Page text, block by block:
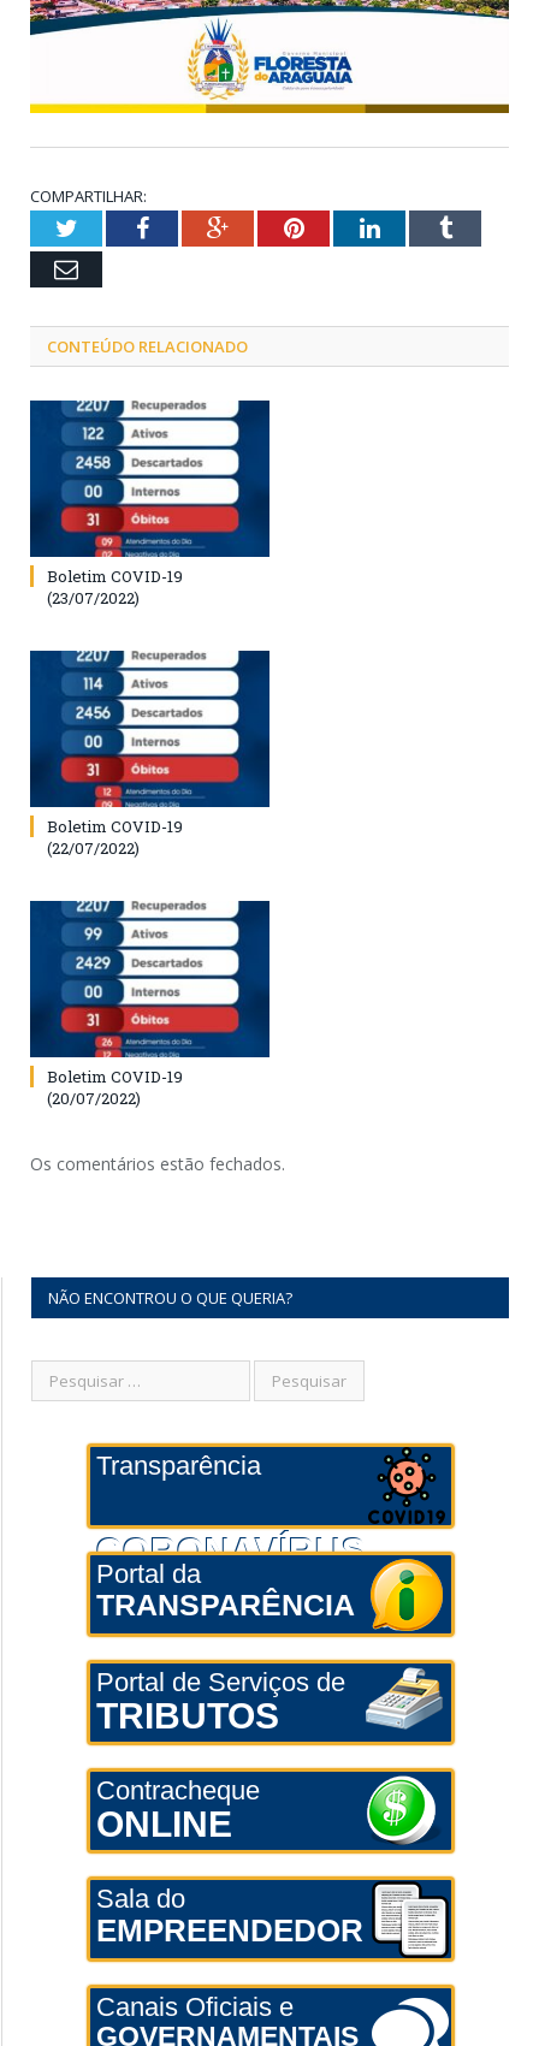
COMPARTILHAR:
TwitterFacebookGoogle+PinterestLinkedInTumblr
Email
CONTEÚDO RELACIONADO
Boletim COVID-19
(23/07/2022)
Boletim COVID-19
(22/07/2022)
Boletim COVID-19
(20/07/2022)
Os comentários estão fechados.
NÃO ENCONTROU O QUE QUERIA?
Transparência
CORONAVÍRUS
Portal da
TRANSPARÊNCIA
Portal de Serviços de
TRIBUTOS
Contracheque
ONLINE
Sala do
EMPREENDEDOR
Canais Oficiais e
GOVERNAMENTAIS